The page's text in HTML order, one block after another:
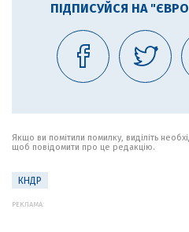
ПІДПИСУЙСЯ НА
Якщо ви помітили помилку, виділіть
щоб повідомити про це редакцію.
КНДР
РЕКЛАМА: